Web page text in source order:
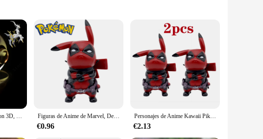
and serene nature of Durmiente, making it an authentic addition
and remains a cherished piece for years to come.
fit into any environment. Its compact size makes it an excellent choice for
The set is perfect for both personal collections and as a gift for
expand your collection with ease. The set is also ideal for wholesale
Bola de cristal de Pokémon 3D, Pikachu Gengar Mew Mewtwo, Base de lámpara, Pokeball de cristal, figura de bola de cristal de Pokémon, luz nocturna, regalo de cumpleaños Figuras de Anime de Marvel, Deadpool, Pikachu, ryapparatuur, Q Editie, Pikachu, modelo de Anime, colección de escritorio, decoración, Kinderen, Gesch, 12Cm
€0.96
Personajes de Anime Kawaii Pikachu Cos Deadpool, versión q de animación de dibujos animados, figura de juego de marea, decoración de coche de escritorio, pokemon, 12cm
€2.13